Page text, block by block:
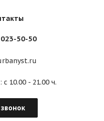
50-50
10.00 - 21.00 ч.